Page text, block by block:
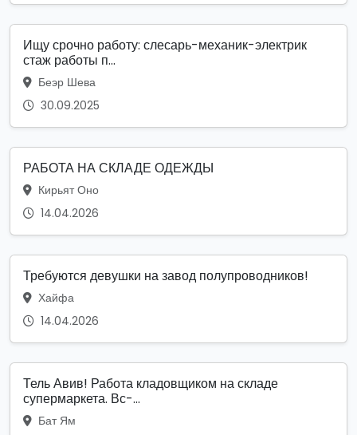
Ищу срочно работу: слесарь-механик-электрик
стаж работы п...
Беэр Шева
30.09.2025
РАБОТА НА СКЛАДЕ ОДЕЖДЫ
Кирьят Оно
14.04.2026
Требуются девушки на завод полупроводников!
Хайфа
14.04.2026
Тель Авив! Работа кладовщиком на складе
супермаркета. Вс-...
Бат Ям